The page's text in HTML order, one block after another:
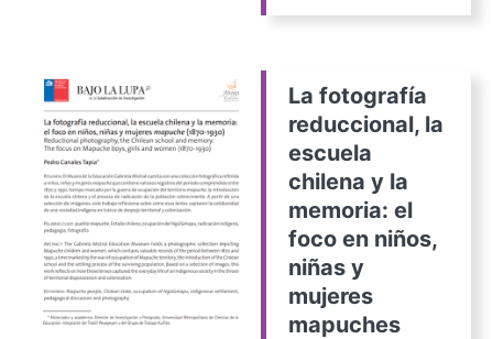
La fotografía
reduccional, la
escuela
chilena y la
memoria: el
foco en niños,
niñas y
mujeres
mapuches